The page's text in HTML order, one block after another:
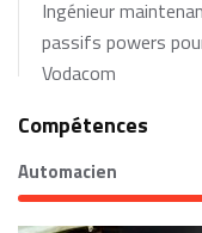
Ingénieur
passifs powers
Vodacom
Compétences
Automacien